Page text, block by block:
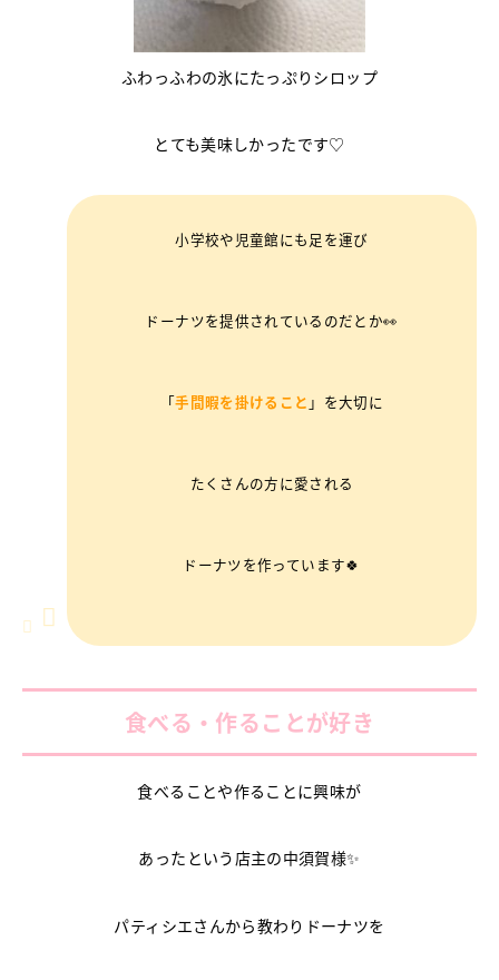
ふわっふわの氷にたっぷりシロップ
とても美味しかったです♡
小学校や児童館にも足を運び
ドーナツを提供されているのだとか👀
「手間暇を掛けること 」を大切に
たくさんの方に愛される
ドーナツを作っています🍀
食べる・作ることが好き
食べることや作ることに興味が
あったという店主の中須賀様✨
パティシエさんから教わりドーナツを